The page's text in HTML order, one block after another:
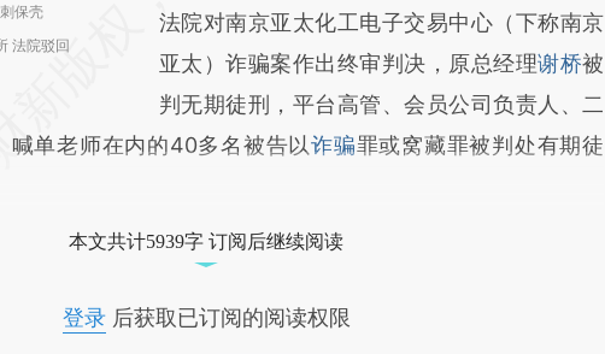
保壳
法院驳回
法院对南京亚太化工电子交易中心（下称南京
亚太）诈骗案作出终审判决，原总经理谢桥被
判无期徒刑，平台高管、会员公司负责人、二
喊单老师在内的40多名被告以诈骗罪或窝藏罪被判处有期徒
本文共计5939字 订阅后继续阅读
登录后获取已订阅的阅读权限